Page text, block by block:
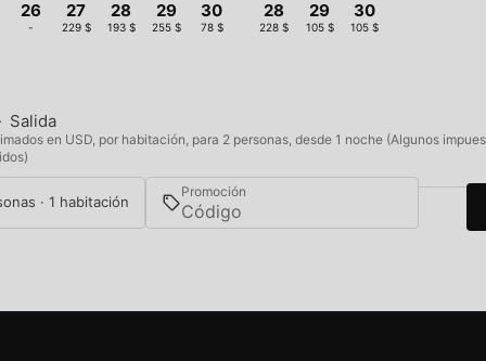
26
-
27
229 $
28
193 $
29
255 $
30
78 $
28
228 $
29
105 $
30
105 $
Salida
en USD, por habitación, para 2 personas, desde 1 noche (Algunos
· 1 habitación
Promoción